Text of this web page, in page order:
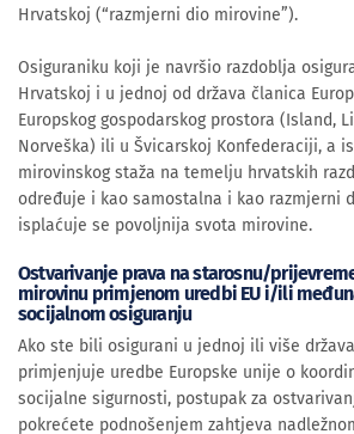
Hrvatskoj (“razmjerni dio mirovine”).
Osiguraniku koji je navršio razdoblja
Hrvatskoj i u jednoj od država članica
Europskog gospodarskog prostora (Island,
Norveška) ili u Švicarskoj Konfederaciji, a
mirovinskog staža na temelju hrvatskih
određuje i kao samostalna i kao razmjerni
isplaćuje se povoljnija svota mirovine.
Ostvarivanje prava na starosnu/
mirovinu primjenom uredbi EU i/ili
socijalnom osiguranju
Ako ste bili osigurani u jednoj ili više
primjenjuje uredbe Europske unije o
socijalne sigurnosti, postupak za
pokrećete podnošenjem zahtjeva